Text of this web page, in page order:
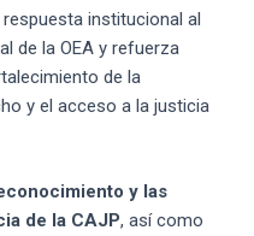
institucional al
de la OEA y refuerza
de la
y el acceso a la justicia
y las
de la CAJP, así como